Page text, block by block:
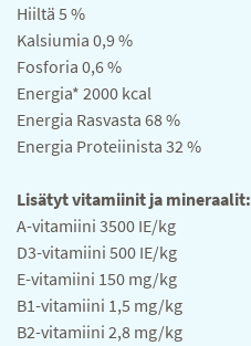
Hiiltä 5 %
Kalsiumia 0,9 %
Fosforia 0,6 %
Energia* 2000 kcal
Energia Rasvasta 68 %
Energia Proteiinista 32 %
Lisätyt vitamiinit ja mineraalit:
A-vitamiini 3500 IE/kg
D3-vitamiini 500 IE/kg
E-vitamiini 150 mg/kg
B1-vitamiini 1,5 mg/kg
B2-vitamiini 2,8 mg/kg